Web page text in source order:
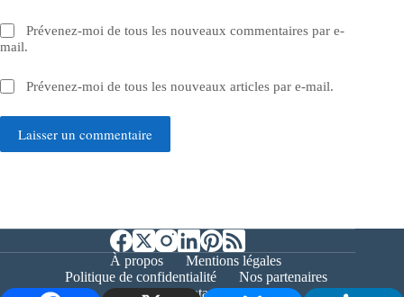
Prévenez-moi de tous les nouveaux commentaires par e-
mail.
Prévenez-moi de tous les nouveaux articles par e-mail.
Laisser un commentaire
À propos
Mentions légales
Politique de confidentialité
Nos partenaires
Contact